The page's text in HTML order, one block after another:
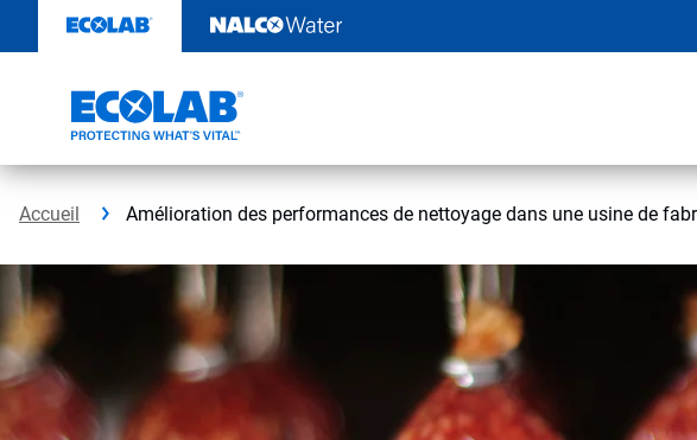
contenu
Accueil Amélioration des performances de nettoyage dans une usine de